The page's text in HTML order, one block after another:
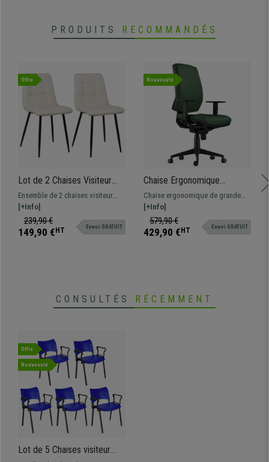
PRODUITS RECOMMANDÉS
Offre
Lot de 2 Chaises Visiteur
RIAD, Structure Métallique
Robuste, Tissu Crème
Ensemble de 2 chaises visiteur.
Chaque chaise revient à 84,95 €
Design moderne disponible en
plusieurs coloris.
[+Info]
239,90 €
149,90 € HT Envoi GRATUIT
Nouveauté
Chaise Ergonomique
OLIVER, en Cuir Vert,
Utilisation 8 Heures,
Rembourrage Epais
Chaise ergonomique de grande
qualité et confort. Modèle adapté
pour une utilisation
professionnelle, fabriqué avec des
[+Info]
579,90 €
429,90 € HT Envoi GRATUIT
CONSULTÉS RÉCEMMENT
Offre
Nouveauté
Lot de 5 Chaises visiteur